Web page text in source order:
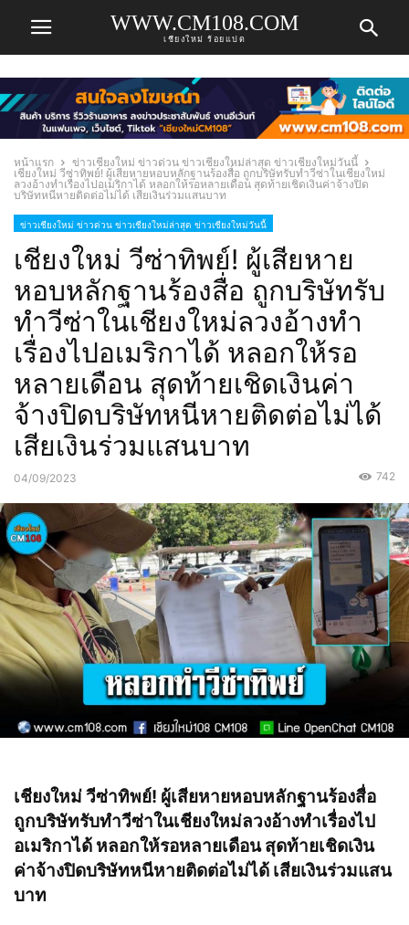
WWW.CM108.COM
เชียงใหม่ ร้อยแปด
หน้าแรก
ข่าวเชียงใหม่ ข่าวด่วน ข่าวเชียงใหม่ล่าสุด ข่าวเชียงใหม่วันนี้
เชียงใหม่ วีซ่าทิพย์! ผู้เสียหายหอบหลักฐานร้องสื่อ ถูกบริษัทรับทำวีซ่าในเชียงใหม่
ลวงอ้างทำเรื่องไปอเมริกาได้ หลอกให้รอหลายเดือน สุดท้ายเชิดเงินค่าจ้างปิด
บริษัทหนีหายติดต่อไม่ได้ เสียเงินร่วมแสนบาท
ข่าวเชียงใหม่ ข่าวด่วน ข่าวเชียงใหม่ล่าสุด ข่าวเชียงใหม่วันนี้
เชียงใหม่ วีซ่าทิพย์! ผู้เสียหาย
หอบหลักฐานร้องสื่อ ถูกบริษัทรับ
ทำวีซ่าในเชียงใหม่ลวงอ้างทำ
เรื่องไปอเมริกาได้ หลอกให้รอ
หลายเดือน สุดท้ายเชิดเงินค่า
จ้างปิดบริษัทหนีหายติดต่อไม่ได้
เสียเงินร่วมแสนบาท
04/09/2023 742
เชียงใหม่ วีซ่าทิพย์! ผู้เสียหายหอบหลักฐานร้องสื่อ
ถูกบริษัทรับทำวีซ่าในเชียงใหม่ลวงอ้างทำเรื่องไป
อเมริกาได้ หลอกให้รอหลายเดือน สุดท้ายเชิดเงิน
ค่าจ้างปิดบริษัทหนีหายติดต่อไม่ได้ เสียเงินร่วมแสน
บาท